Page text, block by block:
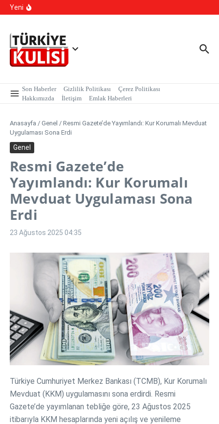
İçeriğe atla
Yeni
Son Haberler Gizlilik Politikası
Çerez Politikası
Hakkımızda
İletişim Emlak Haberleri
Anasayfa / Genel / Resmi Gazete’de Yayımlandı: Kur Korumalı Mevduat
Uygulaması Sona Erdi
Genel
Resmi Gazete’de
Yayımlandı: Kur Korumalı
Mevduat Uygulaması Sona
Erdi
23 Ağustos 2025 04:35
Türkiye Cumhuriyet Merkez Bankası (TCMB), Kur Korumalı
Mevduat (KKM) uygulamasını sona erdirdi. Resmi
Gazete’de yayımlanan tebliğe göre, 23 Ağustos 2025
itibarıyla KKM hesaplarında yeni açılış ve yenileme